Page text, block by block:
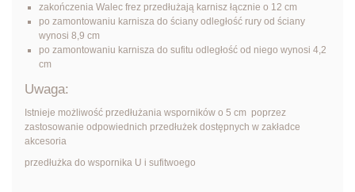
zakończenia Walec frez przedłużają karnisz łącznie o 12 cm
po zamontowaniu karnisza do ściany odległość rury od ściany
wynosi 8,9 cm
po zamontowaniu karnisza do sufitu odległość od niego wynosi 4,2
cm
Uwaga:
Istnieje możliwość przedłużania wsporników o 5 cm poprzez
zastosowanie odpowiednich przedłużek dostępnych w zakładce
akcesoria
przedłużka do wspornika U i sufitwoego